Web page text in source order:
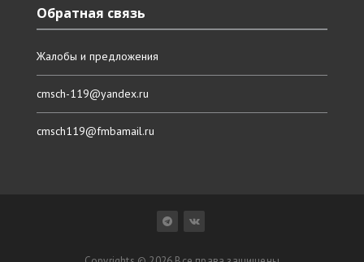
Обратная связь
Жалобы и предложения
cmsch-119@yandex.ru
cmsch119@fmbamail.ru